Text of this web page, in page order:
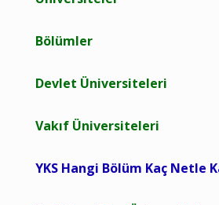
Bölümler
Devlet Üniversiteleri
Vakıf Üniversiteleri
YKS Hangi Bölüm Kaç Netle